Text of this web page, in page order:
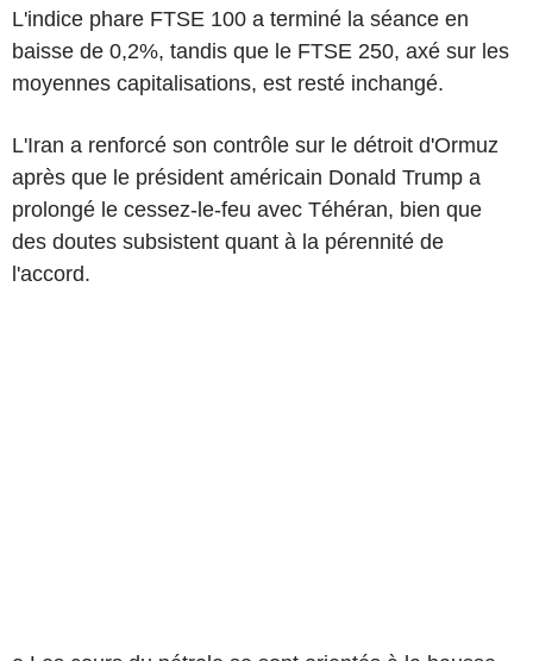
L'indice phare FTSE 100 a terminé la séance en
baisse de 0,2%, tandis que le FTSE 250, axé sur les
moyennes capitalisations, est resté inchangé.
L'Iran a renforcé son contrôle sur le détroit d'Ormuz
après que le président américain Donald Trump a
prolongé le cessez-le-feu avec Téhéran, bien que
des doutes subsistent quant à la pérennité de
l'accord.